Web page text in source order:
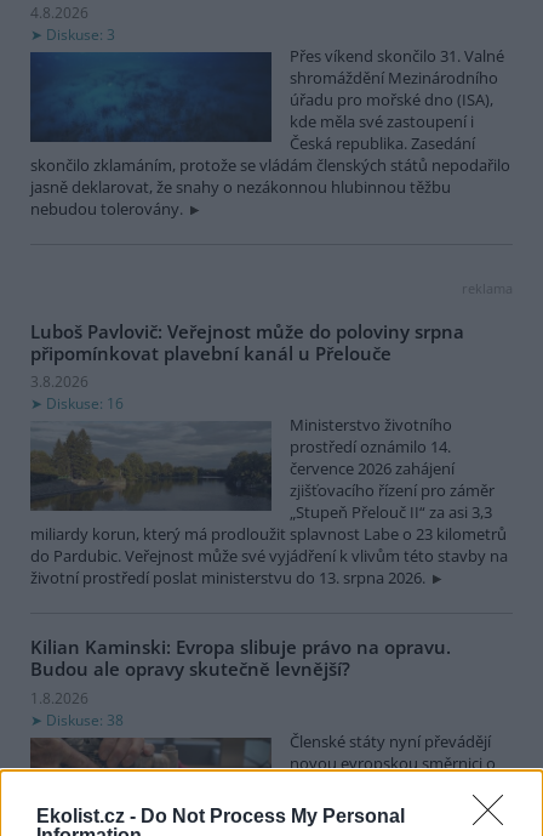
Ekolist.cz - Do Not Process My Personal
4.8.2026
Diskuse: 3
Přes víkend skončilo 31. Valné
shromáždění Mezinárodního
úřadu pro mořské dno (ISA),
kde měla své zastoupení i
Česká republika. Zasedání
skončilo zklamáním, protože se vládám členských států nepodařilo
jasně deklarovat, že snahy o nezákonnou hlubinnou těžbu
nebudou tolerovány.
reklama
Luboš Pavlovič: Veřejnost může do poloviny srpna
připomínkovat plavební kanál u Přelouče
3.8.2026
Diskuse: 16
Ministerstvo životního
prostředí oznámilo 14.
července 2026 zahájení
zjišťovacího řízení pro záměr
„Stupeň Přelouč II“ za asi 3,3
miliardy korun, který má prodloužit splavnost Labe o 23 kilometrů
do Pardubic. Veřejnost může své vyjádření k vlivům této stavby na
životní prostředí poslat ministerstvu do 13. srpna 2026.
Kilian Kaminski: Evropa slibuje právo na opravu.
Budou ale opravy skutečně levnější?
1.8.2026
Diskuse: 38
Členské státy nyní převádějí
novou evropskou směrnici o
legislativy. Podle společnosti
refurbed, evropským